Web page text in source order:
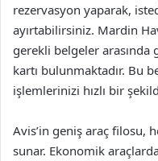
rezervasyon yaparak,
ayırtabilirsiniz. Mardin
gerekli belgeler
kartı bulunmaktadır. Bu
işlemlerinizi hızlı bir
Avis’in geniş araç filosu,
sunar. Ekonomik